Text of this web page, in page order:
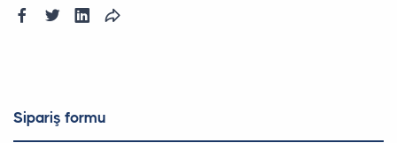
Sipariş formu